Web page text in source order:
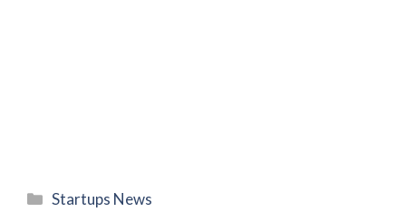
Categories
Startups News